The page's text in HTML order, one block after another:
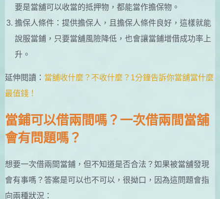
要是當舖可以收當的抵押物，都能當作擔保物。
擔保人條件：提供擔保人，且擔保人條件良好，這樣就能
說服當鋪，只要當舖風險降低，也會讓當鋪增借成功率上
升。
延伸閱讀： 當舖收什麼？不收什麼？1分鐘告訴你當舖當什麼
最值錢！
當鋪可以借兩間嗎？一次借兩間當舖
會有問題嗎？
想要一次借兩間當鋪，但不知道是否合法？如果被當舖發現
會有事嗎？答案是可以也不可以，很拗口，因為這問題會指
向兩種狀況：